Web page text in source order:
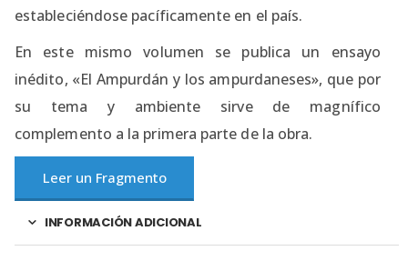
estableciéndose pacíficamente en el país.
En este mismo volumen se publica un ensayo
inédito, «El Ampurdán y los ampurdaneses», que por
su tema y ambiente sirve de magnífico
complemento a la primera parte de la obra.
Leer un Fragmento
INFORMACIÓN ADICIONAL